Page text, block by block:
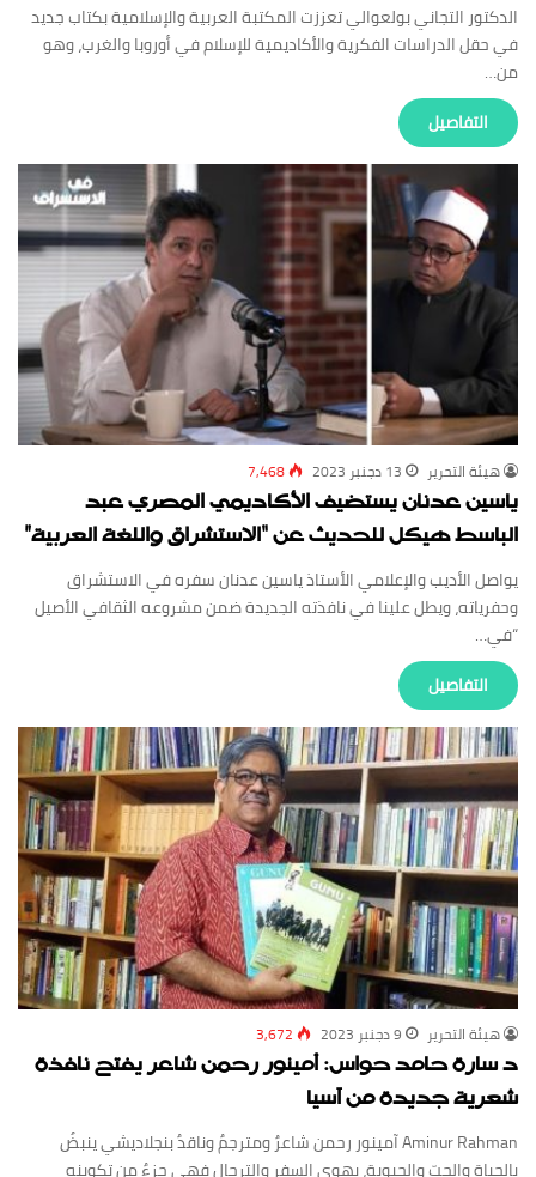
الدكتور التجاني بولعوالي تعززت المكتبة العربية والإسلامية بكتاب جديد
في حقل الدراسات الفكرية والأكاديمية للإسلام في أوروبا والغرب، وهو
من…
‏التفاصيل
‏هيئة ‏التحرير 13 دجنبر 2023 7,468
ياسين عدنان يستضيف الأكاديمي المصري عبد
الباسط هيكل للحديث عن “الاستشراق واللغة العربية”
يواصل الأديب والإعلامي الأستاذ ياسين عدنان سفره في الاستشراق
وحفرياته، ويطل علينا في نافذته الجديدة ضمن مشروعه الثقافي الأصيل
“في…
‏التفاصيل
‏هيئة ‏التحرير 9 دجنبر 2023 3,672
د سارة حامد حواس: أمينور رحمن شاعر يفتح نافذة
شعرية جديدة من آسيا
Aminur Rahman آمينور رحمن شاعرٌ ومترجمٌ وناقدٌ بنجلاديشي ينبضُ
بالحياة والحبّ والحيوية، يهوى السفر والترحال فهي جزءٌ من تكوينه